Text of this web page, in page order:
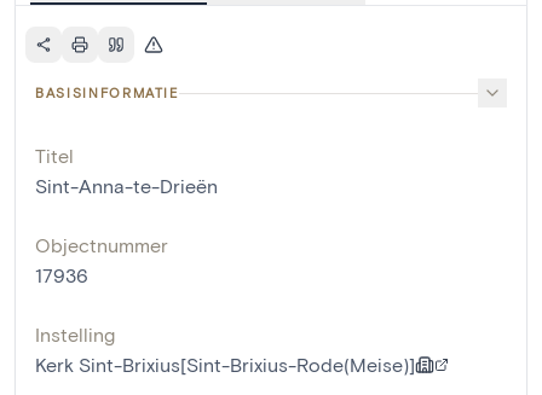
BASISINFORMATIE
Titel
Sint-Anna-te-Drieën
Objectnummer
17936
Instelling
Kerk Sint-Brixius[Sint-Brixius-Rode(Meise)]